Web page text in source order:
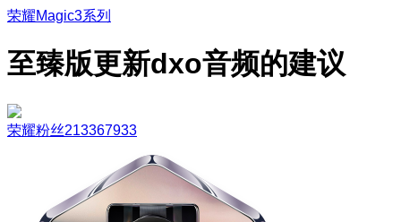
荣耀Magic3系列
至臻版更新dxo音频的建议
荣耀粉丝213367933